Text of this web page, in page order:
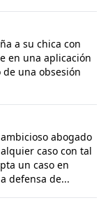
a su chica con
en una aplicación
una obsesión
abogado
caso con tal
un caso en
defensa de...